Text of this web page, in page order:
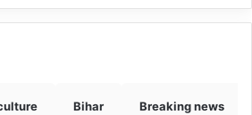
Bihar Breaking news